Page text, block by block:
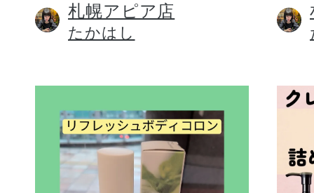
札幌アピア店
たかはし